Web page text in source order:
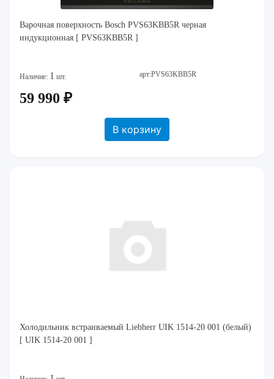
Варочная поверхность Bosch PVS63KBB5R черная
индукционная [ PVS63KBB5R ]
Наличие: 1 шт. арт:PVS63KBB5R
59 990 ₽
В корзину
Холодильник встраиваемый Liebherr UIK 1514-20 001 (белый)
[ UIK 1514-20 001 ]